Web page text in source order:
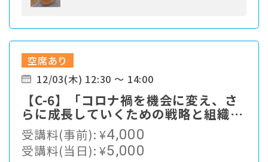
空席あり
12/03(木) 12:30 ～ 14:00
【C-6】「コロナ禍を機会に変え、さ
らに成長していくための戦略と組織づ
くり」
受講料(事前):¥4,000
受講料(当日):¥5,000